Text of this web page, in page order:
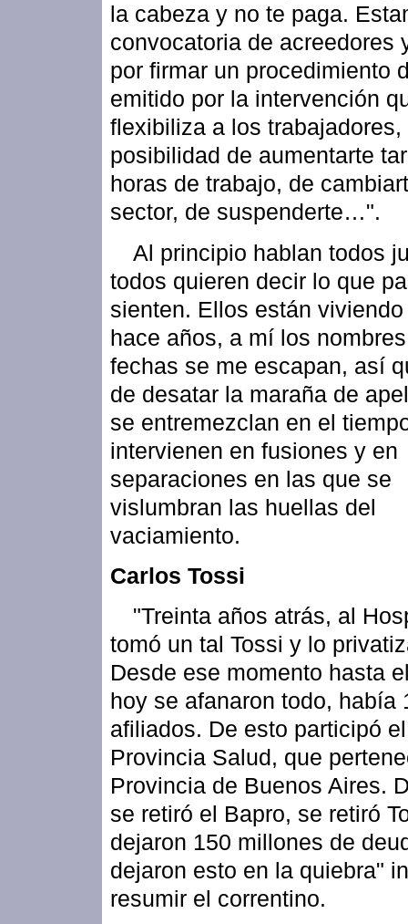
la cabeza y no te paga.
convocatoria de acreedores
por firmar un procedimiento
emitido por la intervención
flexibiliza a los
posibilidad de aumentarte
horas de trabajo, de
sector, de suspenderte…".
Al principio hablan todos
todos quieren decir lo que
sienten. Ellos están
hace años, a mí los
fechas se me escapan, así
de desatar la maraña de
se entremezclan en el
intervienen en fusiones y en
separaciones en las que se
vislumbran las huellas del
vaciamiento.
Carlos Tossi
"Treinta años atrás, al
tomó un tal Tossi y lo
Desde ese momento hasta
hoy se afanaron todo, había
afiliados. De esto participó
Provincia Salud, que
Provincia de Buenos Aires.
se retiró el Bapro, se retiró
dejaron 150 millones de
dejaron esto en la quiebra"
resumir el correntino.